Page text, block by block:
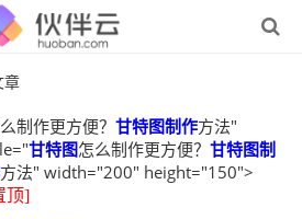
章
制作更方便？ 甘特图制作方法"
甘特图怎么制作更方便？ 甘特图制
方法" width="200" height="150">
顶]